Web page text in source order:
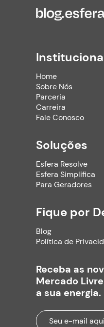
Home
Sobre Nós
Parceria
Carreira
Fale Conosco
Soluções
Esfera Resolve
Esfera Simplifica
Para Geradores
Fique por
Blog
Política de
Receba as
Mercado
a sua energia.